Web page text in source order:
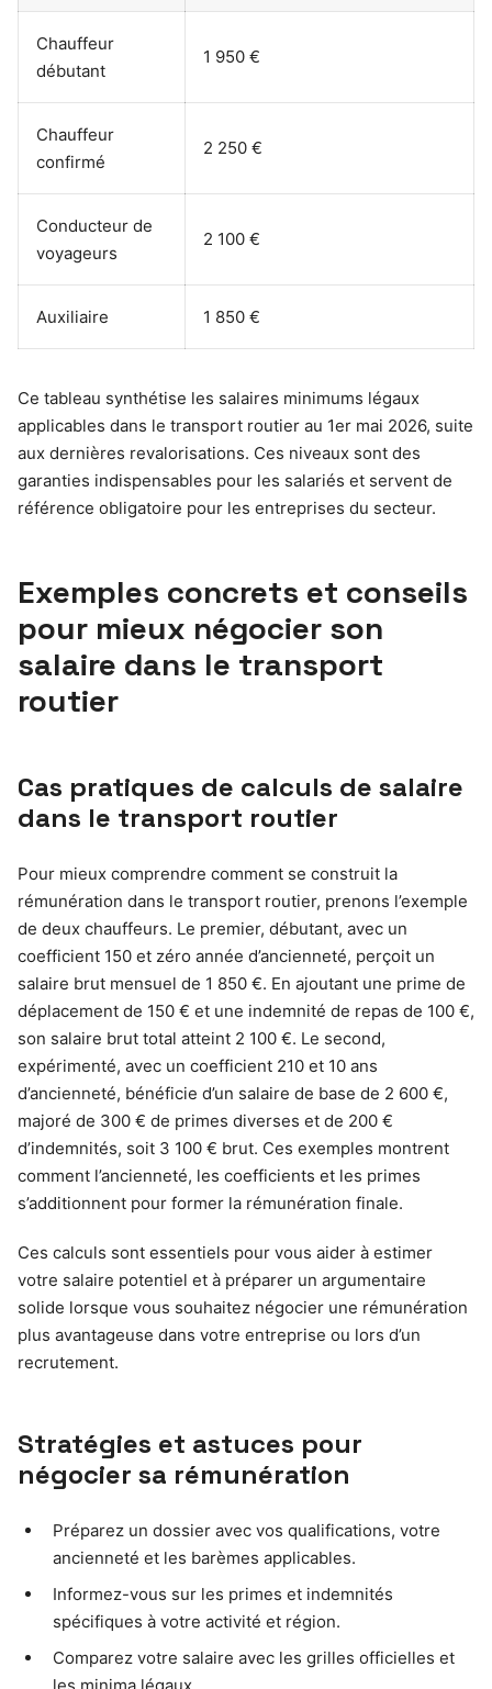
Chauffeur
débutant
1 950 €
Chauffeur
confirmé
2 250 €
Conducteur de
voyageurs
2 100 €
Auxiliaire 1 850 €
Ce tableau synthétise les salaires minimums légaux
applicables dans le transport routier au 1er mai 2026, suite
aux dernières revalorisations. Ces niveaux sont des
garanties indispensables pour les salariés et servent de
référence obligatoire pour les entreprises du secteur.
Exemples concrets et conseils
pour mieux négocier son
salaire dans le transport
routier
Cas pratiques de calculs de salaire
dans le transport routier
Pour mieux comprendre comment se construit la
rémunération dans le transport routier, prenons l’exemple
de deux chauffeurs. Le premier, débutant, avec un
coefficient 150 et zéro année d’ancienneté, perçoit un
salaire brut mensuel de 1 850 €. En ajoutant une prime de
déplacement de 150 € et une indemnité de repas de 100 €,
son salaire brut total atteint 2 100 €. Le second,
expérimenté, avec un coefficient 210 et 10 ans
d’ancienneté, bénéficie d’un salaire de base de 2 600 €,
majoré de 300 € de primes diverses et de 200 €
d’indemnités, soit 3 100 € brut. Ces exemples montrent
comment l’ancienneté, les coefficients et les primes
s’additionnent pour former la rémunération finale.
Ces calculs sont essentiels pour vous aider à estimer
votre salaire potentiel et à préparer un argumentaire
solide lorsque vous souhaitez négocier une rémunération
plus avantageuse dans votre entreprise ou lors d’un
recrutement.
Stratégies et astuces pour
négocier sa rémunération
Préparez un dossier avec vos qualifications, votre
ancienneté et les barèmes applicables.
Informez-vous sur les primes et indemnités
spécifiques à votre activité et région.
Comparez votre salaire avec les grilles officielles et